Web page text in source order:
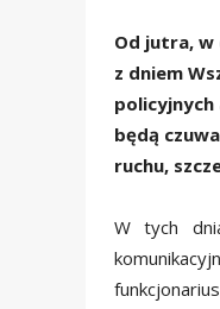
Od jutra, w
z dniem
policyjnych
będą
ruchu,
W tych